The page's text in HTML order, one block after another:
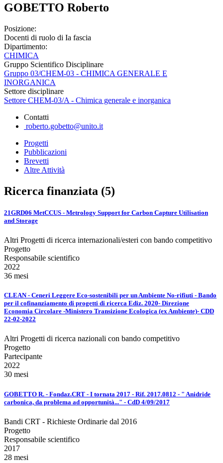
GOBETTO Roberto
Posizione:
Docenti di ruolo di Ia fascia
Dipartimento:
CHIMICA
Gruppo Scientifico Disciplinare
Gruppo 03/CHEM-03 - CHIMICA GENERALE E
INORGANICA
Settore disciplinare
Settore CHEM-03/A - Chimica generale e inorganica
Contatti
roberto.gobetto@unito.it
Progetti
Pubblicazioni
Brevetti
Altre Attività
Ricerca finanziata (5)
21GRD06 MetCCUS - Metrology Support for Carbon Capture Utilisation
and Storage
Altri Progetti di ricerca internazionali/esteri con bando competitivo
Progetto
Responsabile scientifico
2022
36 mesi
CLEAN - Ceneri Leggere Eco-sostenibili per un Ambiente No-rifiuti - Bando
per il cofinanziamento di progetti di ricerca Ediz. 2020- Direzione
Economia Circolare -Ministero Transizione Ecologica (ex Ambiente)- CDD
22-02-2022
Altri Progetti di ricerca nazionali con bando competitivo
Progetto
Partecipante
2022
30 mesi
GOBETTO R. - Fondaz.CRT - I tornata 2017 - Rif. 2017.0812 - " Anidride
carbonica, da problema ad opportunità..." - CdD 4/09/2017
Bandi CRT - Richieste Ordinarie dal 2016
Progetto
Responsabile scientifico
2017
28 mesi